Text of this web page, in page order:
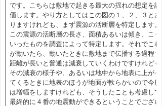
です。こちらは敷地で起きる最大の揺れの想定を評
価します。やり方としてはこの図の１、２、３とあ
りますけれども、まず震源の活断層を特定します。
この震源の活断層の長さ、面積あるいは傾き、こう
いったものを調査によって特定します。それでこれ
が動いたら、動いたときに敷地まで伝播する過程で
距離が長いと普通は減衰していくわけですけれども
その減衰の様子や、あるいは地中から地表に上がっ
てくるときに地表のほうが地面が軟らかいので今度
は増幅をしますけれども、そうしたことも考慮して
最終的に４番の地震動ができるということでござい